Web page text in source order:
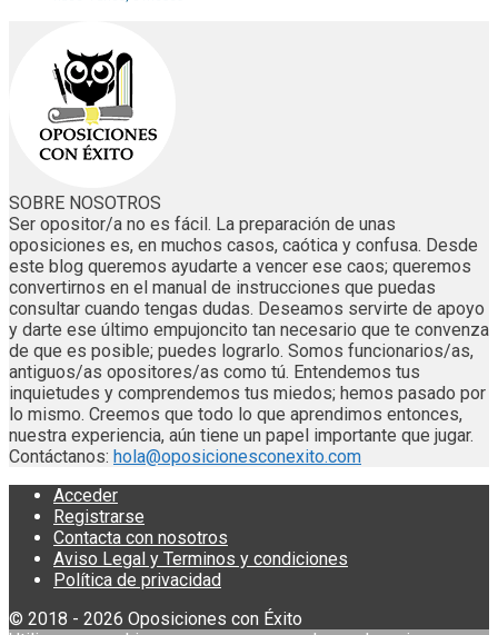
SOBRE NOSOTROS
Ser opositor/a no es fácil. La preparación de unas
oposiciones es, en muchos casos, caótica y confusa. Desde
este blog queremos ayudarte a vencer ese caos; queremos
convertirnos en el manual de instrucciones que puedas
consultar cuando tengas dudas. Deseamos servirte de apoyo
y darte ese último empujoncito tan necesario que te convenza
de que es posible; puedes lograrlo. Somos funcionarios/as,
antiguos/as opositores/as como tú. Entendemos tus
inquietudes y comprendemos tus miedos; hemos pasado por
lo mismo. Creemos que todo lo que aprendimos entonces,
nuestra experiencia, aún tiene un papel importante que jugar.
Contáctanos: hola@oposicionesconexito.com
Acceder
Registrarse
Contacta con nosotros
Aviso Legal y Terminos y condiciones
Política de privacidad
© 2018 - 2026 Oposiciones con Éxito